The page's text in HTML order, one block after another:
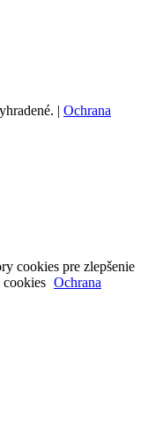
| Ochrana
cookies pre zlepšenie
cookies Ochrana